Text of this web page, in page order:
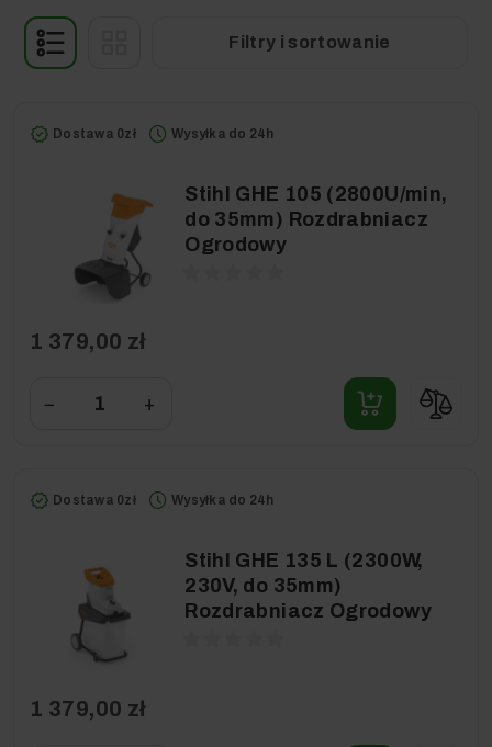
Filtry i sortowanie
Dostawa 0zł Wysyłka do 24h
Stihl GHE 105 (2800U/min,
do 35mm) Rozdrabniacz
Ogrodowy
1 379,00 zł
− +
Dostawa 0zł Wysyłka do 24h
Stihl GHE 135 L (2300W,
230V, do 35mm)
Rozdrabniacz Ogrodowy
1 379,00 zł